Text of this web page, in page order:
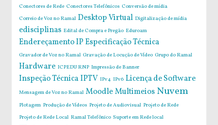
Conectores de Rede Conectores Telefônicos Conversão de mídia
Correio de Voz no Ramal Desktop Virtual Digitalização de mídia
edisciplinas Edital de Compra e Pregão Eduroam
Endereçamento IPEspecificação Técnica
Gravador de Voz no Ramal Gravação de Locução de Vídeo Grupo do Ramal
Hardware ICPEDU RNP Impressão de Banner
Inspeção TécnicaIPTV IPv4 IPv6 Licença de Software
Mensagem de Voz no Ramal MoodleMultimeios Nuvem
Plotagem Produção de Vídeos Projeto de Audiovisual Projeto de Rede
Projeto de Rede Local Ramal Telefônico Suporte em Rede local